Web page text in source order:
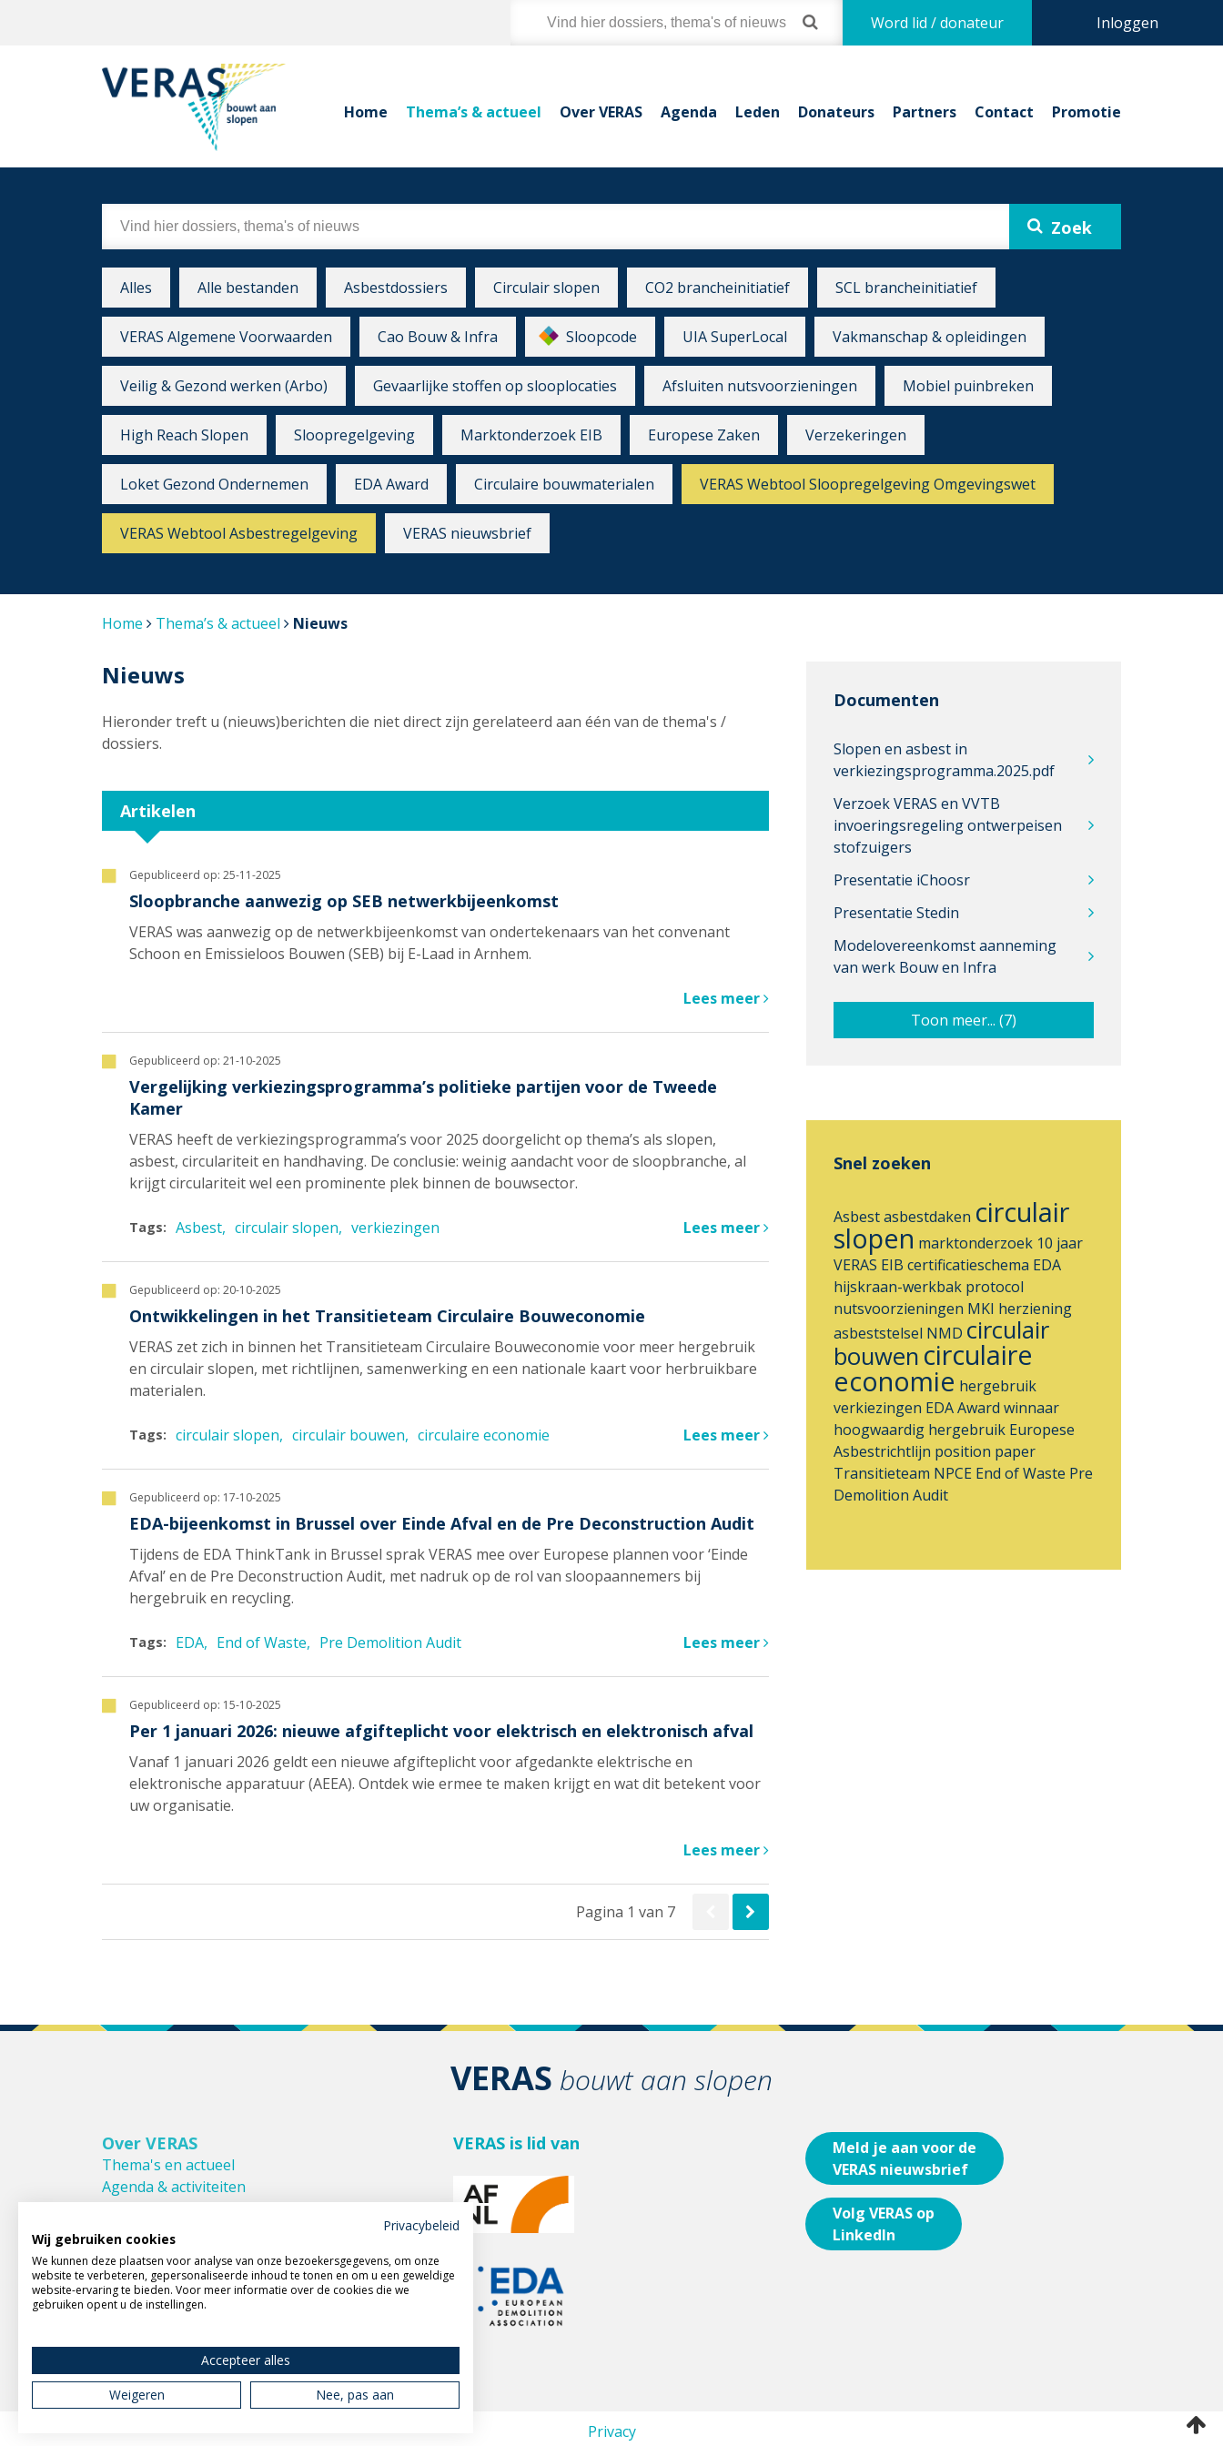
Inloggen
Word lid / donateur
Home Thema’s & actueel Over VERAS Agenda Leden Donateurs Partners Contact Promotie
Alles Alle bestanden Asbestdossiers Circulair slopen CO2 brancheinitiatief SCL brancheinitiatief
VERAS Algemene Voorwaarden Cao Bouw & Infra Sloopcode UIA SuperLocal Vakmanschap & opleidingen
Veilig & Gezond werken (Arbo) Gevaarlijke stoffen op slooplocaties Afsluiten nutsvoorzieningen Mobiel puinbreken
High Reach Slopen Sloopregelgeving Marktonderzoek EIB Europese Zaken Verzekeringen
Loket Gezond Ondernemen EDA Award Circulaire bouwmaterialen VERAS Webtool Sloopregelgeving Omgevingswet
VERAS Webtool Asbestregelgeving VERAS nieuwsbrief
Home Thema’s & actueel Nieuws
Nieuws
Hieronder treft u (nieuws)berichten die niet direct zijn gerelateerd aan één van de thema's /
dossiers.
Documenten
Slopen en asbest in
verkiezingsprogramma.2025.pdf
Verzoek VERAS en VVTB
invoeringsregeling ontwerpeisen
stofzuigers
Presentatie iChoosr
Presentatie Stedin
Modelovereenkomst aanneming
van werk Bouw en Infra
Toon meer... (7)
Artikelen
Gepubliceerd op: 25-11-2025
Sloopbranche aanwezig op SEB netwerkbijeenkomst
VERAS was aanwezig op de netwerkbijeenkomst van ondertekenaars van het convenant
Schoon en Emissieloos Bouwen (SEB) bij E-Laad in Arnhem.
Lees meer
Gepubliceerd op: 21-10-2025
Vergelijking verkiezingsprogramma’s politieke partijen voor de Tweede
Kamer
VERAS heeft de verkiezingsprogramma’s voor 2025 doorgelicht op thema’s als slopen,
asbest, circulariteit en handhaving. De conclusie: weinig aandacht voor de sloopbranche, al
krijgt circulariteit wel een prominente plek binnen de bouwsector.
Tags: Asbest circulair slopen verkiezingen Lees meer
Gepubliceerd op: 20-10-2025
Ontwikkelingen in het Transitieteam Circulaire Bouweconomie
VERAS zet zich in binnen het Transitieteam Circulaire Bouweconomie voor meer hergebruik
en circulair slopen, met richtlijnen, samenwerking en een nationale kaart voor herbruikbare
materialen.
Tags: circulair slopen circulair bouwen circulaire economie Lees meer
Gepubliceerd op: 17-10-2025
EDA-bijeenkomst in Brussel over Einde Afval en de Pre Deconstruction Audit
Tijdens de EDA ThinkTank in Brussel sprak VERAS mee over Europese plannen voor ‘Einde
Afval’ en de Pre Deconstruction Audit, met nadruk op de rol van sloopaannemers bij
hergebruik en recycling.
Tags: EDA End of Waste Pre Demolition Audit Lees meer
Gepubliceerd op: 15-10-2025
Per 1 januari 2026: nieuwe afgifteplicht voor elektrisch en elektronisch afval
Vanaf 1 januari 2026 geldt een nieuwe afgifteplicht voor afgedankte elektrische en
elektronische apparatuur (AEEA). Ontdek wie ermee te maken krijgt en wat dit betekent voor
uw organisatie.
Lees meer
Pagina 1 van 7
Snel zoeken
Asbestasbestdaken circulair
slopen marktonderzoek 10 jaar
VERAS EIB certificatieschema EDA
hijskraan-werkbak protocol
nutsvoorzieningen MKI herziening
asbeststelsel NMD circulair
bouwen circulaire
economie hergebruik
verkiezingen EDA Award winnaar
hoogwaardig hergebruik Europese
Asbestrichtlijn position paper
Transitieteam NPCE End of Waste Pre
Demolition Audit
VERAS bouwt aan slopen
Over VERAS
Thema's en actueel
Agenda & activiteiten
Bestuur & Commissies
Leden van VERAS
Donateurs van VERAS
Huishoudelijk reglement
VERAS is lid van
Meld je aan voor de
VERAS nieuwsbrief
Volg VERAS op
LinkedIn
Privacy
Privacybeleid
Wij gebruiken cookies
We kunnen deze plaatsen voor analyse van onze bezoekersgegevens, om onze
website te verbeteren, gepersonaliseerde inhoud te tonen en om u een geweldige
website-ervaring te bieden. Voor meer informatie over de cookies die we
gebruiken opent u de instellingen.
Accepteer alles
Weigeren
Nee, pas aan